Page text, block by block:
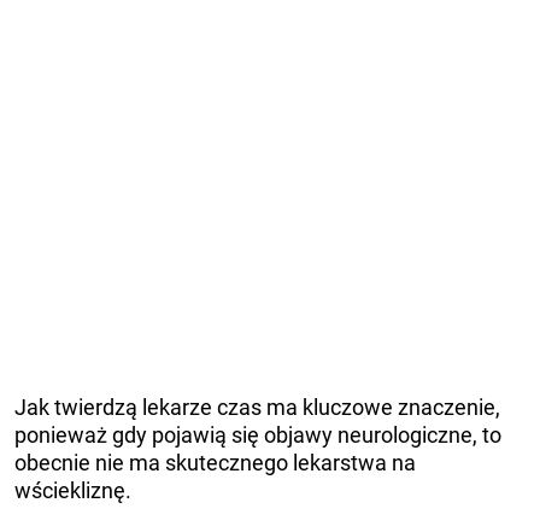
Jak twierdzą lekarze czas ma kluczowe znaczenie,
ponieważ gdy pojawią się objawy neurologiczne, to
obecnie nie ma skutecznego lekarstwa na
wściekliznę.